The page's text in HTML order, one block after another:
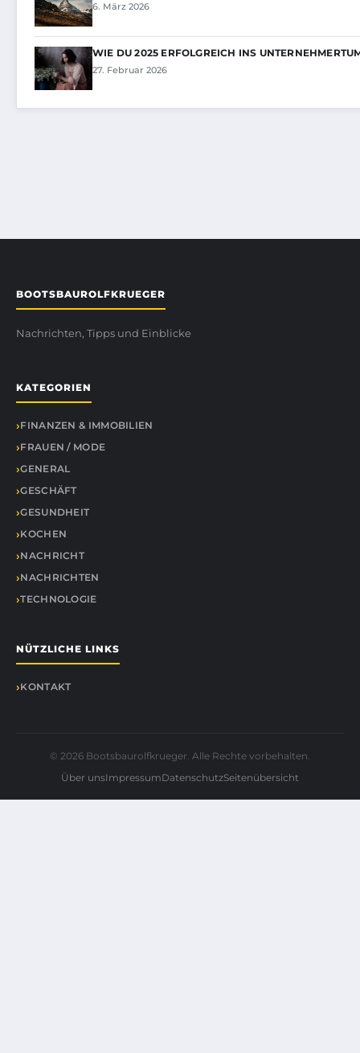
6. März 2026
WIE DU 2025 ERFOLGREICH INS
27. Februar 2026
BOOTSBAUROLFKRUEGER
Nachrichten, Tipps und Einblicke
KATEGORIEN
FINANZEN & IMMOBILIEN
FRAUEN / MODE
GENERAL
GESCHÄFT
GESUNDHEIT
KOCHEN
NACHRICHT
NACHRICHTEN
TECHNOLOGIE
NÜTZLICHE LINKS
KONTAKT
© 2026 Bootsbaurolfkrueger. Alle Rechte vorbehalten.
Über unsImpressumDatenschutzSeitenübersicht